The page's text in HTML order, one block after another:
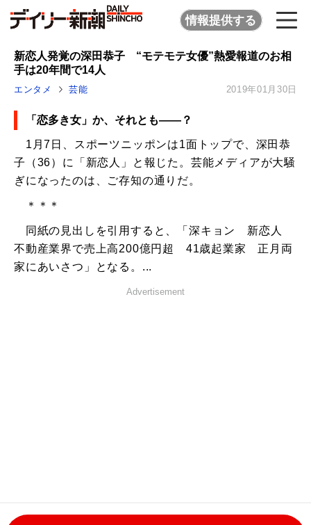
情報提供する
新恋人発覚の深田恭子 “モテモテ女優”熱愛報道のお相
手は20年間で14人
エンタメ 芸能 2019年01月30日
「恋多き女」か、それとも――？
1月7日、スポーツニッポンは1面トップで、深田恭
子（36）に「新恋人」と報じた。芸能メディアが大騒
ぎになったのは、ご存知の通りだ。
＊＊＊
同紙の見出しを引用すると、「深キョン 新恋人
不動産業界で売上高200億円超 41歳起業家 正月両
家にあいさつ」となる。...
Advertisement